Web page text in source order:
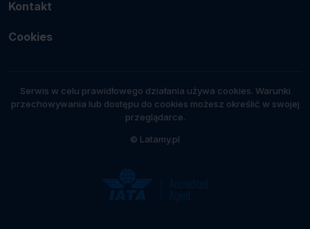
Kontakt
Cookies
Serwis w celu prawidłowego działania używa cookies. Warunki
przechowywania lub dostępu do cookies możesz określić w swojej
przeglądarce.
© Latamy.pl